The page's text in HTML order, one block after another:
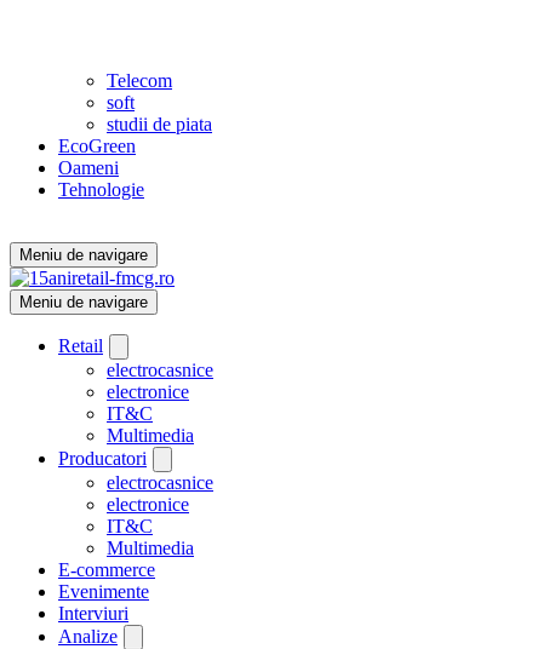
Telecom
soft
studii de piata
EcoGreen
Oameni
Tehnologie
Meniu de navigare
Meniu de navigare
Retail
electrocasnice
electronice
IT&C
Multimedia
Producatori
electrocasnice
electronice
IT&C
Multimedia
E-commerce
Evenimente
Interviuri
Analize